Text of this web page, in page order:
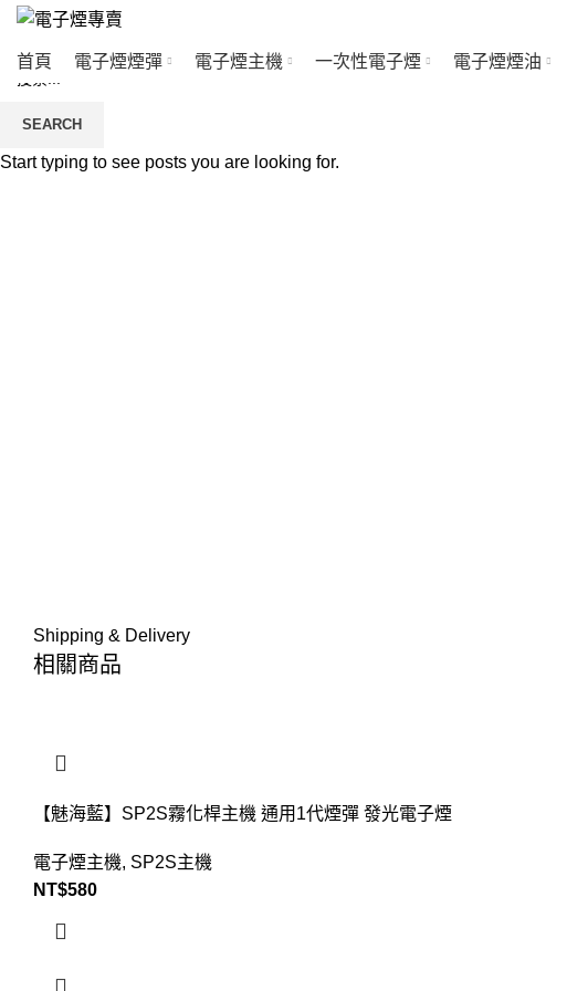
首頁 電子煙煙彈 電子煙主機 一次性電子煙 電子煙煙油
Shipping & Delivery
相關商品
【魅海藍】SP2S霧化桿主機 通用1代煙彈 發光電子煙
電子煙主機, SP2S主機
NT$580
SEARCH
Start typing to see posts you are looking for.